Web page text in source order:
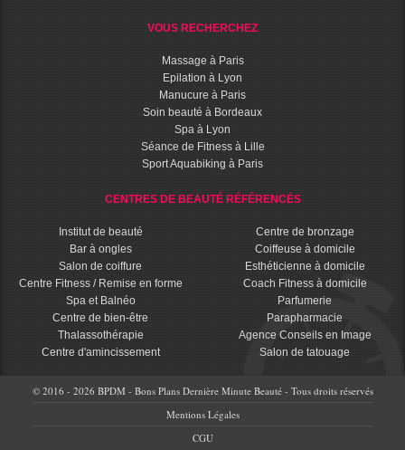
VOUS RECHERCHEZ
Massage à Paris
Epilation à Lyon
Manucure à Paris
Soin beauté à Bordeaux
Spa à Lyon
Séance de Fitness à Lille
Sport Aquabiking à Paris
CENTRES DE BEAUTÉ RÉFÉRENCÉS
Institut de beauté
Bar à ongles
Salon de coiffure
Centre Fitness / Remise en forme
Spa et Balnéo
Centre de bien-être
Thalassothérapie
Centre d'amincissement
Centre de bronzage
Coiffeuse à domicile
Esthéticienne à domicile
Coach Fitness à domicile
Parfumerie
Parapharmacie
Agence Conseils en Image
Salon de tatouage
© 2016 - 2026 BPDM - Bons Plans Dernière Minute Beauté - Tous droits réservés
Mentions Légales
CGU